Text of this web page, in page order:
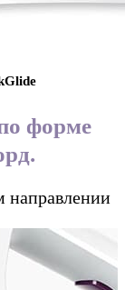
форме
направлении